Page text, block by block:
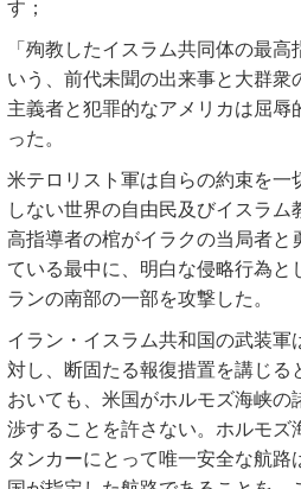
す；
「殉教したイスラム共同体の最
いう、前代未聞の出来事と大群
主義者と犯罪的なアメリカは屈
った。
米テロリスト軍は自らの約束を一
しない世界の自由民及びイスラ
高指導者の棺がイラクの当局者
ている最中に、明白な侵略行為と
ランの南部の一部を攻撃した。
イラン・イスラム共和国の武装
対し、断固たる報復措置を講じ
おいても、米国がホルモズ海峡
渉することを許さない。ホルモ
タンカーにとって唯一安全な航